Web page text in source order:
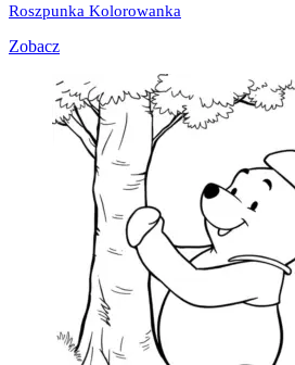
Roszpunka Kolorowanka
Zobacz